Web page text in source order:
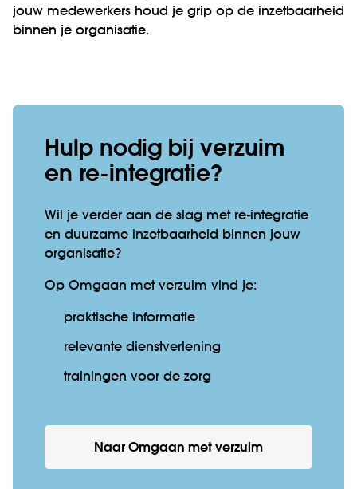
jouw medewerkers houd je grip op de inzetbaarheid
binnen je organisatie.
Hulp nodig bij verzuim
en re-integratie?
Wil je verder aan de slag met re-integratie
en duurzame inzetbaarheid binnen jouw
organisatie?
Op Omgaan met verzuim vind je:
praktische informatie
relevante dienstverlening
trainingen voor de zorg
Naar Omgaan met verzuim